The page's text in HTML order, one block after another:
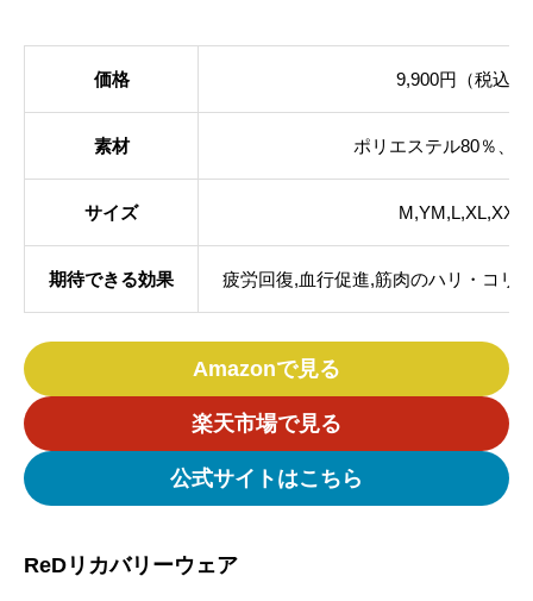
価格 9,900円（税込）
素材 ポリエステル80％、
サイズ M,YM,L,XL,XXL
期待できる効果 疲労回復,血行促進,筋肉のハリ・コリ
Amazonで見る
楽天市場で見る
公式サイトはこちら
ReDリカバリーウェア